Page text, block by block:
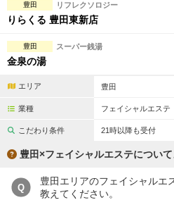
豊田 リフレクソロジー
りらくる 豊田東新店
豊田 スーパー銭湯
金泉の湯
エリア 豊田
業種 フェイシャルエステ
こだわり条件 21時以降も受付
豊田×フェイシャルエステについ
Q
豊田エリアのフェイシャルエ
教えてください。